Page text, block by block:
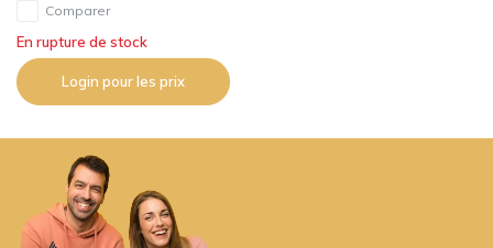
Comparer
En rupture de stock
Login pour les prix